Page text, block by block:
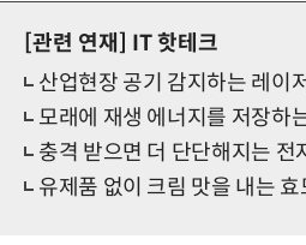
[관련 연재]
IT 핫테크
산업현장 공기 감지하는 레이저
모래에 재생 에너지를 저장하
충격 받으면 더 단단해지는 전
유제품 없이 크림 맛을 내는 효